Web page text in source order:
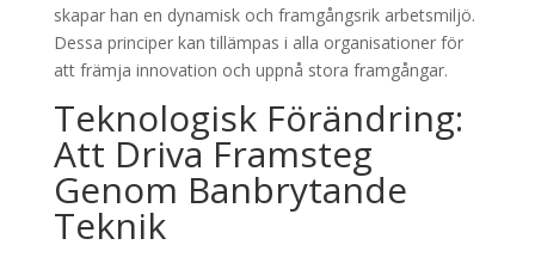
skapar han en dynamisk och framgångsrik arbetsmiljö.
Dessa principer kan tillämpas i alla organisationer för
att främja innovation och uppnå stora framgångar.
Teknologisk Förändring:
Att Driva Framsteg
Genom Banbrytande
Teknik